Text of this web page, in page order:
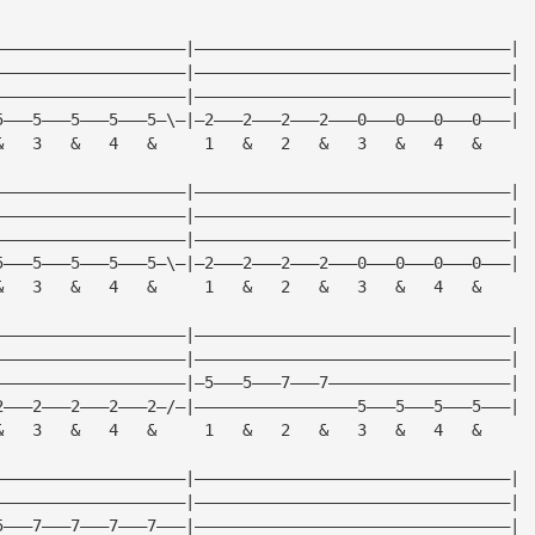
3   &   4   &     1   &   2   &   3   &   4   &
3   &   4   &     1   &   2   &   3   &   4   &
—|—————————————————5———5———5———5———|
3   &   4   &     1   &   2   &   3   &   4   &